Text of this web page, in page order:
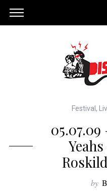
Festival ,
05.07.09
by